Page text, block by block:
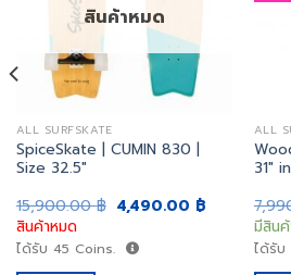
สินค้าหมด
ALL SURFSKATE
SpiceSkate | CUMIN 830 |
Size 32.5″
15,900.00฿ Original
price
15,900.00 ฿.
4,490.00 ฿Current
4,490.00 ฿.
สินค้าหมด
ได้รับ 45 Coins.
ALL
31″
มีสินค้
ได้รับ